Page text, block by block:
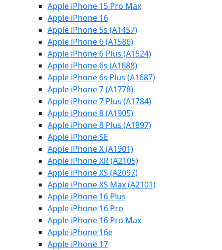
Apple iPhone 15 Pro Max
Apple iPhone 16
Apple iPhone 5s (A1457)
Apple iPhone 6 (A1586)
Apple iPhone 6 Plus (A1524)
Apple iPhone 6s (A1688)
Apple iPhone 6s Plus (A1687)
Apple iPhone 7 (A1778)
Apple iPhone 7 Plus (A1784)
Apple iPhone 8 (A1905)
Apple iPhone 8 Plus (A1897)
Apple iPhone SE
Apple iPhone X (A1901)
Apple iPhone XR (A2105)
Apple iPhone XS (A2097)
Apple iPhone XS Max (A2101)
Apple iPhone 16 Plus
Apple iPhone 16 Pro
Apple iPhone 16 Pro Max
Apple iPhone 16e
Apple iPhone 17